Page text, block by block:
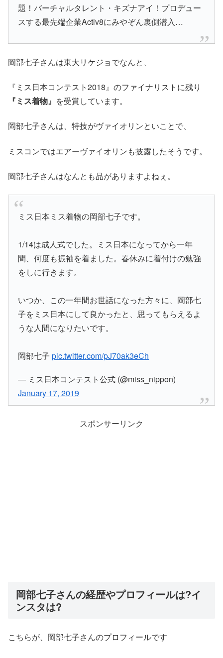
題！バーチャルタレント・キズナアイ！プロデュー
スする最先端企業Activ8にみやぞん裏側潜入…
岡部七子さんは東大リケジョでなんと、
『ミス日本コンテスト2018』のファイナリストに残り
『ミス着物』 を受賞しています。
岡部七子さんは、特技がヴァイオリンといことで、
ミスコンではエアーヴァイオリンも披露したそうです。
岡部七子さんはなんとも品がありますよねぇ。
ミス日本ミス着物の岡部七子です。
1/14は成人式でした。ミス日本になってから一年
間、何度も振袖を着ました。春休みに着付けの勉強
をしに行きます。
いつか、この一年間お世話になった方々に、岡部七
子をミス日本にして良かったと、思ってもらえるよ
うな人間になりたいです。
岡部七子pic.twitter.com/pJ70ak3eCh
— ミス日本コンテスト公式 (@miss_nippon)
January 17, 2019
スポンサーリンク
岡部七子さんの経歴やプロフィールは?イ
ンスタは?
こちらが、岡部七子さんのプロフィールです